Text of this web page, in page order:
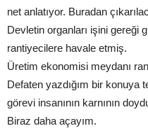
net anlatıyor. Buradan
Devletin organları işini gereği
rantiyecilere havale etmiş.
Üretim ekonomisi meydanı
Defaten yazdığım bir konuya
görevi insanının karnının
Biraz daha açayım.